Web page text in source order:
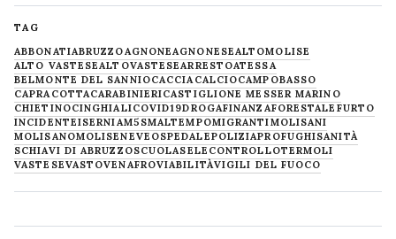
TAG
ABBONATIABRUZZOAGNONEAGNONESEALTOMOLISE
ALTO VASTESEALTOVASTESEARRESTOATESSA
BELMONTE DEL SANNIOCACCIA CALCIOCAMPOBASSO
CAPRACOTTACARABINIERICASTIGLIONE MESSER MARINO
CHIETINOCINGHIALICOVID19DROGAFINANZAFORESTALE FURTO
INCIDENTEISERNIAM5SMALTEMPOMIGRANTIMOLISANI
MOLISANOMOLISENEVE OSPEDALEPOLIZIAPROFUGHISANITÀ
SCHIAVI DI ABRUZZOSCUOLASELECONTROLLOTERMOLI
VASTESEVASTOVENAFROVIABILITÀVIGILI DEL FUOCO